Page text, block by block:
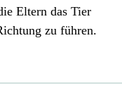
Eltern das Tier
zu führen.